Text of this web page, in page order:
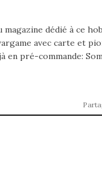
dédié à ce
avec carte et
pré-commande: